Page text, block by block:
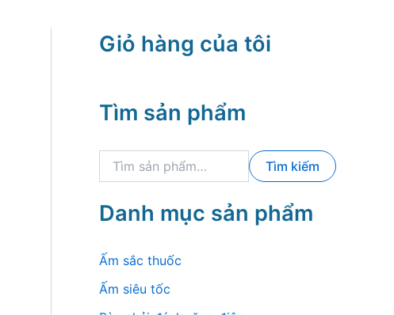
Giỏ hàng của tôi
Tìm sản phẩm
k
m
:
Tìm kiếm
Danh mục sản phẩm
Ấm sắc thuốc
Ấm siêu tốc